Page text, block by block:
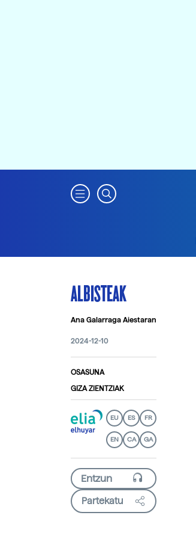
ALBISTEAK
Ana Galarraga Aiestaran
2024-12-10
OSASUNA
GIZA ZIENTZIAK
EU ES FR
EN CA GA
Partekatu